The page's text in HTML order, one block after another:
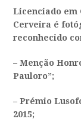
Licenciado em
Cerveira é
reconhecido
– Menção
Pauloro”;
– Prémio
2015;